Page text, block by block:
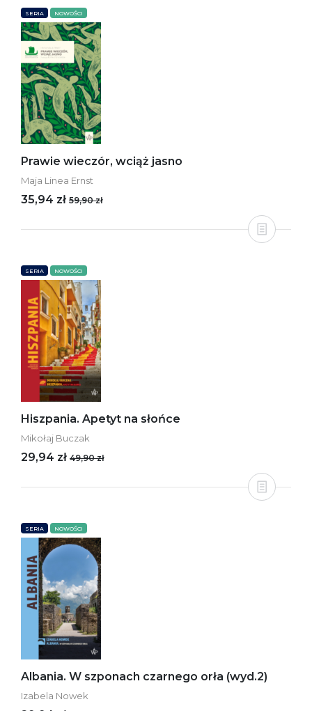
SERIA NOWOŚCI
Prawie wieczór, wciąż jasno
Maja Linea Ernst
35,94 zł 59,90 zł
SERIA NOWOŚCI
Hiszpania. Apetyt na słońce
Mikołaj Buczak
29,94 zł 49,90 zł
SERIA NOWOŚCI
Albania. W szponach czarnego orła (wyd.2)
Izabela Nowek